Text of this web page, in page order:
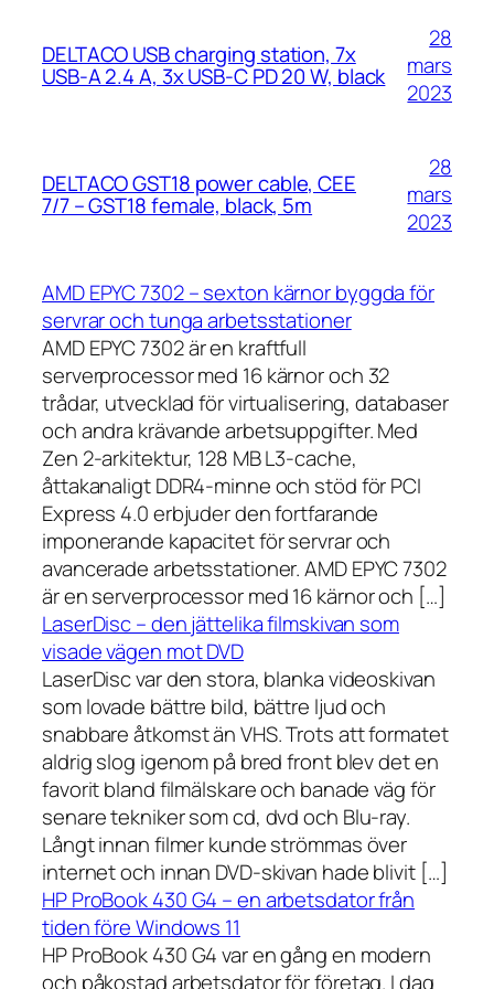
DELTACO USB charging station, 7x
USB-A 2.4 A, 3x USB-C PD 20 W, black
28
mars
2023
DELTACO GST18 power cable, CEE
7/7 – GST18 female, black, 5m
28
mars
2023
AMD EPYC 7302 – sexton kärnor byggda för
servrar och tunga arbetsstationer
AMD EPYC 7302 är en kraftfull
serverprocessor med 16 kärnor och 32
trådar, utvecklad för virtualisering, databaser
och andra krävande arbetsuppgifter. Med
Zen 2-arkitektur, 128 MB L3-cache,
åttakanaligt DDR4-minne och stöd för PCI
Express 4.0 erbjuder den fortfarande
imponerande kapacitet för servrar och
avancerade arbetsstationer. AMD EPYC 7302
är en serverprocessor med 16 kärnor och […]
LaserDisc – den jättelika filmskivan som
visade vägen mot DVD
LaserDisc var den stora, blanka videoskivan
som lovade bättre bild, bättre ljud och
snabbare åtkomst än VHS. Trots att formatet
aldrig slog igenom på bred front blev det en
favorit bland filmälskare och banade väg för
senare tekniker som cd, dvd och Blu-ray.
Långt innan filmer kunde strömmas över
internet och innan DVD-skivan hade blivit […]
HP ProBook 430 G4 – en arbetsdator från
tiden före Windows 11
HP ProBook 430 G4 var en gång en modern
och påkostad arbetsdator för företag. I dag